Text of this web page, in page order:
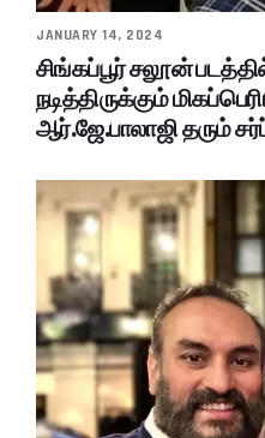
JANUARY 14, 2024
சிங்கப்பூர் சலூன்
நடித்திருக்கும்
ஆர்.ஜே.பாலாஜி தரும்